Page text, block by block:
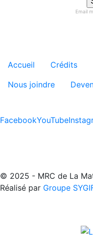
Email
Menu
Accueil Crédits
Nous joindre
FacebookYouTube
© 2025 - MRC de La
Réalisé par Groupe